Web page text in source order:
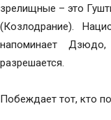
зрелищные – это
(Козлодрание).
напоминает
разрешается.
Побеждает тот, кто